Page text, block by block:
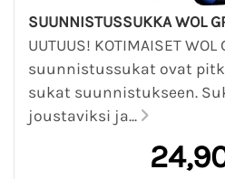
SUUNNISTUSSUKKA WOL
UUTUUS! KOTIMAISET WOL
suunnistussukat ovat
sukat suunnistukseen.
joustaviksi ja...